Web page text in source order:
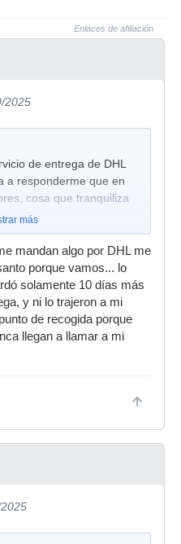
Enlaces de afiliación
2025
de entrega de DHL
a responderme que en
cosa que tranquiliza
más
mandan algo por DHL me
porque vamos... lo
solamente 10 días más
y ni lo trajeron a mi
de recogida porque
llegan a llamar a mi